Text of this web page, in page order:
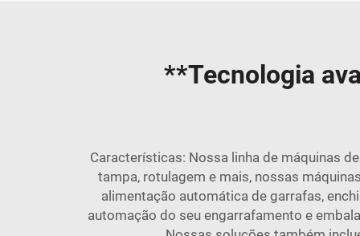
**Tecnologia
Características: Nossa linha de máquinas
tampa, rotulagem e mais, nossas
alimentação automática de garrafas,
automação do seu engarrafamento e